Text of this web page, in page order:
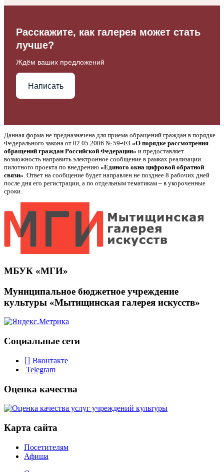
Расскажите, как галерея может стать
лучше?
Ждём ваших предложений
Написать
Данная форма не предназначена для приема обращений граждан в порядке
Федерального закона от 02.05.2006 № 59-ФЗ «О порядке рассмотрения
обращений граждан Российской Федерации» и предоставляет
возможность направить электронное сообщение в рамках реализации
пилотного проекта по внедрению «Единого окна цифровой обратной
связи». Ответ на сообщение будет направлен не позднее 8 рабочих дней
после дня его регистрации, а по отдельным тематикам – в укороченные
сроки.
МБУК «МГИ»
Муниципальное бюджетное учреждение
культуры «Мытищинская галерея искусств»
Социальные сети
Вконтакте
Telegram
Оценка качества
Карта сайта
Посетителям
Афиша